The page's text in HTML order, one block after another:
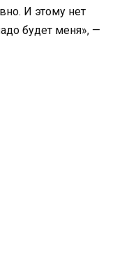
И этому нет
будет меня», —